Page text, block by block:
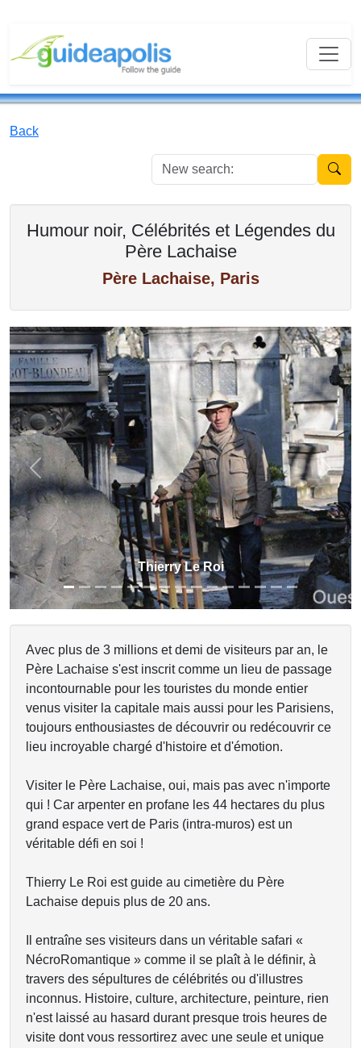
Back
New
Humour noir, Célébrités et Légendes du
Père Lachaise
Père Lachaise, Paris
Thierry Le Roi & Frédéric Chopin
Previous Next
Avec plus de 3 millions et demi de visiteurs par an, le
Père Lachaise s'est inscrit comme un lieu de passage
incontournable pour les touristes du monde entier
venus visiter la capitale mais aussi pour les Parisiens,
toujours enthousiastes de découvrir ou redécouvrir ce
lieu incroyable chargé d'histoire et d'émotion.
Visiter le Père Lachaise, oui, mais pas avec n'importe
qui ! Car arpenter en profane les 44 hectares du plus
grand espace vert de Paris (intra-muros) est un
véritable défi en soi !
Thierry Le Roi est guide au cimetière du Père
Lachaise depuis plus de 20 ans.
Il entraîne ses visiteurs dans un véritable safari «
NécroRomantique » comme il se plaît à le définir, à
travers des sépultures de célébrités ou d'illustres
inconnus. Histoire, culture, architecture, peinture, rien
n'est laissé au hasard durant presque trois heures de
visite dont vous ressortirez avec une seule et unique